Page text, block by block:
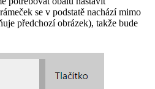
se v podstatě nachází mimo
předchozí obrázek), takže bude